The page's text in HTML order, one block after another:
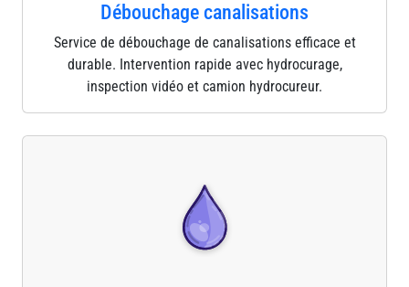
Débouchage canalisations
Service de débouchage de canalisations efficace et
durable. Intervention rapide avec hydrocurage,
inspection vidéo et camion hydrocureur.